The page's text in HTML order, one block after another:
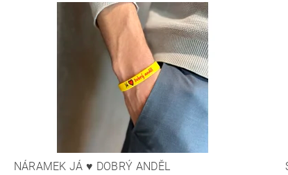
NÁRAMEK JÁ ♥ DOBRÝ ANDĚL